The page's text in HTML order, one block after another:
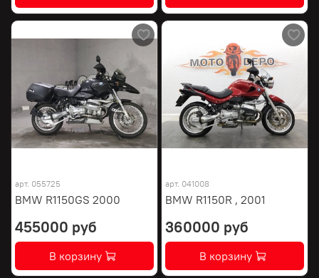
арт. 055725
BMW R1150GS 2000
455000 руб
В корзину
арт. 041008
BMW R1150R , 2001
360000 руб
В корзину